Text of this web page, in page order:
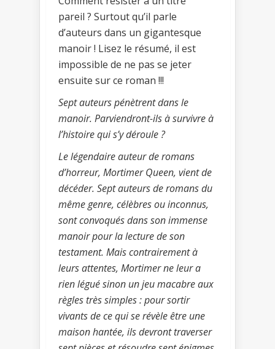
pareil ? Surtout qu’il parle
d’auteurs dans un gigantesque
manoir ! Lisez le résumé, il est
impossible de ne pas se jeter
ensuite sur ce roman !!!
Sept auteurs pénètrent dans le
manoir. Parviendront-ils à survivre à
l’histoire qui s’y déroule ?
Le légendaire auteur de romans
d’horreur, Mortimer Queen, vient de
décéder. Sept auteurs de romans du
même genre, célèbres ou inconnus,
sont convoqués dans son immense
manoir pour la lecture de son
testament. Mais contrairement à
leurs attentes, Mortimer ne leur a
rien légué sinon un jeu macabre aux
règles très simples : pour sortir
vivants de ce qui se révèle être une
maison hantée, ils devront traverser